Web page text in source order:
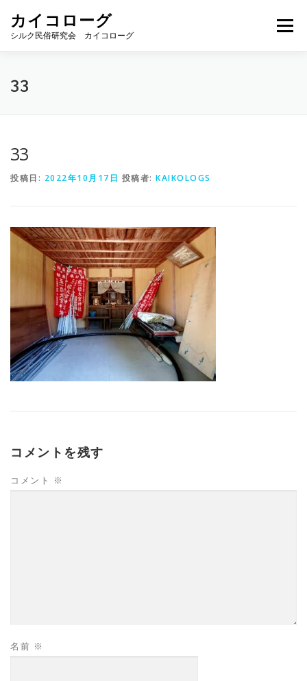
カイコローグ
シルク民俗研究会 カイコローグ
メニュー
カイコローグの歩み
33
33
投稿日: 2022年10月17日 投稿者: KAIKOLOGS
コメントを残す
コメント ※
名前 ※